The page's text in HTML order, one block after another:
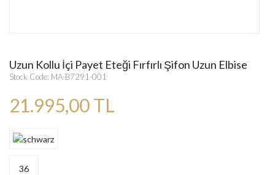
Uzun Kollu İçi Payet Eteği Fırfırlı Şifon Uzun Elbise
Stock Code: MA-B7291-001
21.995,00 TL
36